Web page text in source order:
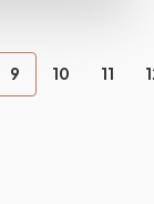
9 10 11